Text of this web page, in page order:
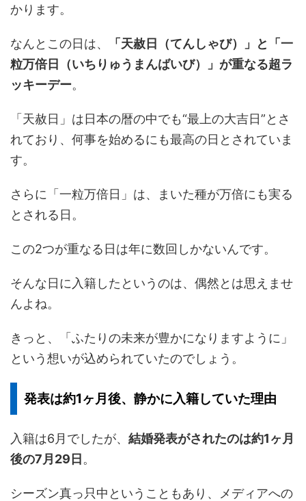
かります。
なんとこの日は、
「天赦日（てんしゃび）」と「一
粒万倍日（いちりゅうまんばいび）」が重なる超ラ
ッキーデー。
「天赦日」は日本の暦の中でも“最上の大吉日”とさ
れており、何事を始めるにも最高の日とされていま
す。
さらに「一粒万倍日」は、まいた種が万倍にも実る
とされる日。
この2つが重なる日は年に数回しかないんです。
そんな日に入籍したというのは、偶然とは思えませ
んよね。
きっと、「ふたりの未来が豊かになりますように」
という想いが込められていたのでしょう。
発表は約1ヶ月後、静かに入籍していた理由
入籍は6月でしたが、 結婚発表がされたのは約1ヶ月
後の7月29日。
シーズン真っ只中ということもあり、メディアへの